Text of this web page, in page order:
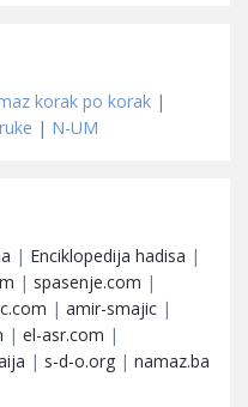
korak po korak |
| N-UM
| Enciklopedija hadisa |
| spasenje.com |
| amir-smajic |
| el-asr.com |
| s-d-o.org | namaz.ba